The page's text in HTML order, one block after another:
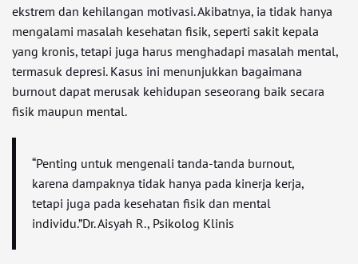
ekstrem dan kehilangan motivasi. Akibatnya, ia tidak hanya
mengalami masalah kesehatan fisik, seperti sakit kepala
yang kronis, tetapi juga harus menghadapi masalah mental,
termasuk depresi. Kasus ini menunjukkan bagaimana
burnout dapat merusak kehidupan seseorang baik secara
fisik maupun mental.
“Penting untuk mengenali tanda-tanda burnout,
karena dampaknya tidak hanya pada kinerja kerja,
tetapi juga pada kesehatan fisik dan mental
individu.”Dr. Aisyah R., Psikolog Klinis